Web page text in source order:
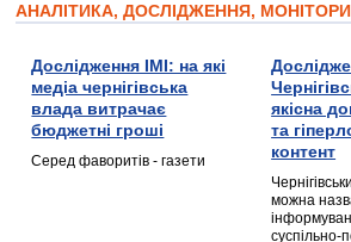
АНАЛІТИКА, ДОСЛІДЖЕННЯ,
Дослідження ІМІ: на які
медіа чернігівська
влада витрачає
бюджетні гроші
Серед фаворитів - газети
якісна
та
контент
можна
суспільно-